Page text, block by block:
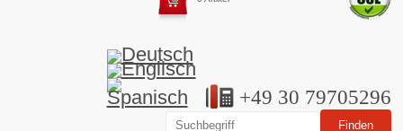
+49 30 79705296